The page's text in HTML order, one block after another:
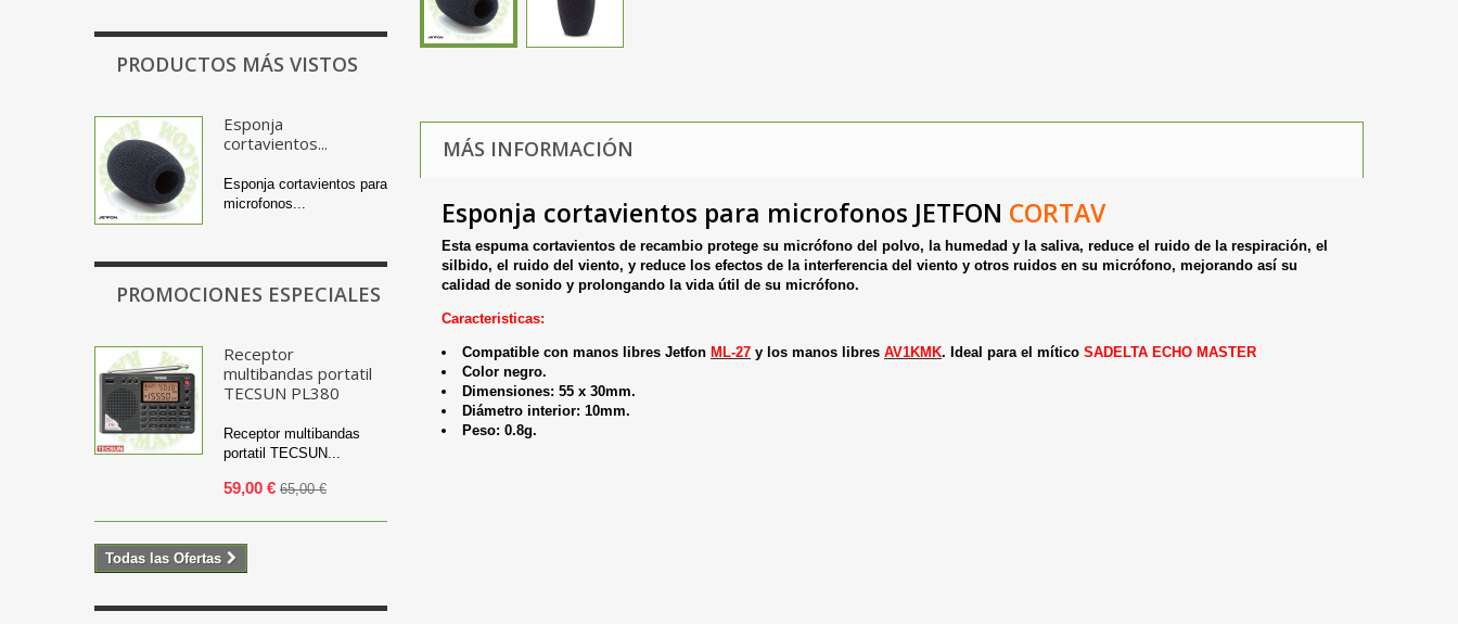
PRODUCTOS MÁS VISTOS
Esponja
cortavientos...
Esponja cortavientos para
microfonos...
PROMOCIONES ESPECIALES
Receptor
multibandas portatil
TECSUN PL380
Receptor multibandas
portatil TECSUN...
59,00 € 65,00 €
Todas las Ofertas
MÁS INFORMACIÓN
Esponja cortavientos para microfonos JETFON CORTAV
Esta espuma cortavientos de recambio protege su micrófono del polvo, la humedad y la saliva, reduce el ruido de la respiración, el
silbido, el ruido del viento, y reduce los efectos de la interferencia del viento y otros ruidos en su micrófono, mejorando así su
calidad de sonido y prolongando la vida útil de su micrófono.
Caracteristicas:
Compatible con manos libres Jetfon ML-27 y los manos libres AV1KMK. Ideal para el mítico SADELTA ECHO MASTER
Color negro.
Dimensiones: 55 x 30mm.
Diámetro interior: 10mm.
Peso: 0.8g.